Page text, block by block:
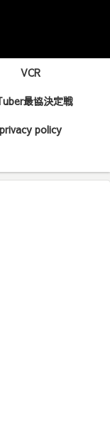
VCR
最協決定戦
privacy policy